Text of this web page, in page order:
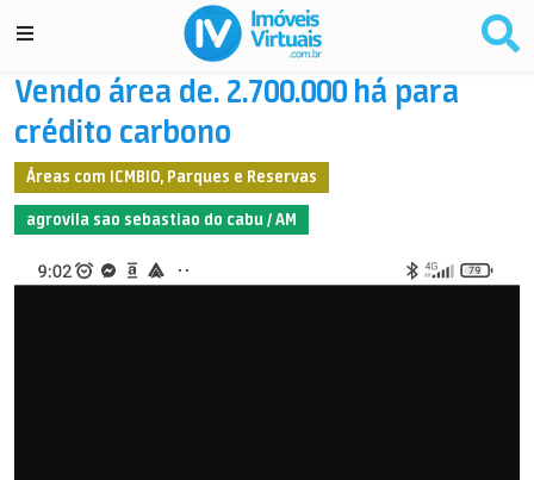
Vendo área de. 2.700.000 há para
crédito carbono
Áreas com ICMBIO, Parques e Reservas
agrovila sao sebastiao do cabu / AM